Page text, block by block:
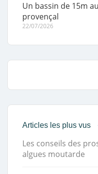
Un bassin de 15m
provençal
22/07/2026
Articles les plus vus
Les conseils des
algues moutarde